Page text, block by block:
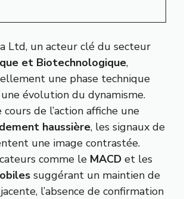
Ltd, un acteur clé du secteur
et Biotechnologique,
une phase technique
évolution du dynamisme.
de l’action affiche une
haussière, les signaux de
une image contrastée.
comme le MACD et les
suggérant un maintien de
l’absence de confirmation